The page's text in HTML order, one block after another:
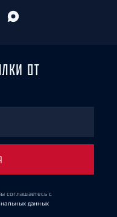
ОТ
соглашаетесь с
данных